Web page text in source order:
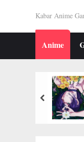
content
K
A
B
O
Kabar Anime
Anime
prev